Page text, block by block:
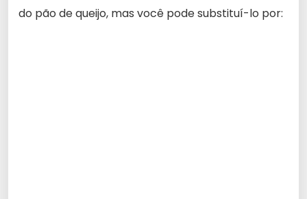
do pão de queijo, mas você pode substituí-lo por: